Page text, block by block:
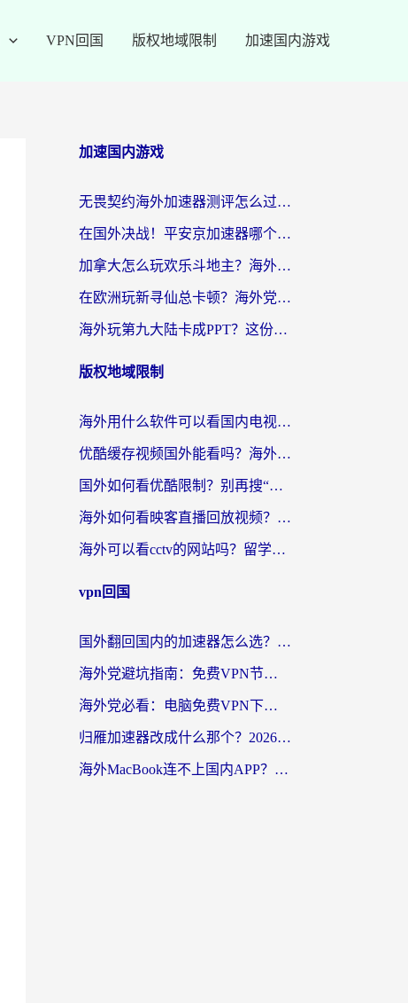
VPN回国 版权地域限制 加速国内游戏
加速国内游戏
无畏契约海外加速器测评怎么过？海外玩家亲测实用指南（附小众技巧）
在国外决战！平安京加速器哪个好用一点？老玩家亲测番茄加速器全解析
加拿大怎么玩欢乐斗地主？海外党国服游戏加速终极指南（附绝地求生未来之役300英雄实测）
在欧洲玩新寻仙总卡顿？海外党必看的国服游戏加速全攻略
海外玩第九大陆卡成PPT？这份网络加速指南帮你丝滑上分
版权地域限制
海外用什么软件可以看国内电视？留学生亲测有效的追剧自由指南
优酷缓存视频国外能看吗？海外党追剧看片的终极解决方案来了
国外如何看优酷限制？别再搜“在日本哪个软件可以看中国电视剧”，这篇教你搞定
海外如何看映客直播回放视频？这份攻略帮你搞定（附腾讯优酷观看技巧）
海外可以看cctv的网站吗？留学生亲测有效的回国追剧方案
vpn回国
国外翻回国内的加速器怎么选？海外党亲测实用指南，告别地域限制
海外党避坑指南：免费VPN节点真的靠谱吗？教你选对回国加速器无缝访问国内资源
海外党必看：电脑免费VPN下载指南+回国加速器选择全攻略，告别地区限制
归雁加速器改成什么那个？2026海外党回国加速全攻略：告别地区限制，轻松刷剧玩游戏
海外MacBook连不上国内APP？选对回国VPN，告别地区限制的烦恼